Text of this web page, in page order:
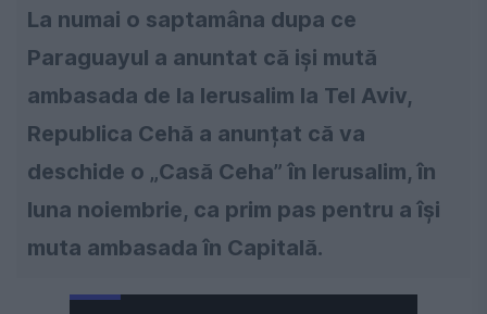
La numai o saptamâna dupa ce
Paraguayul a anuntat că iși mută
ambasada de la Ierusalim la Tel Aviv,
Republica Cehă a anunțat că va
deschide o „Casă Ceha” în Ierusalim, în
luna noiembrie, ca prim pas pentru a își
muta ambasada în Capitală.